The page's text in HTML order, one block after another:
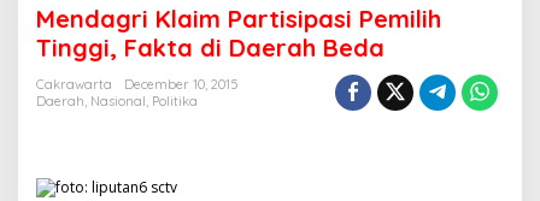
n
d
a
Mendagri Klaim Partisipasi Pemilih
Tinggi, Fakta di Daerah Beda
Cakrawarta
December 10, 2015
Daerah, Nasional, Politika